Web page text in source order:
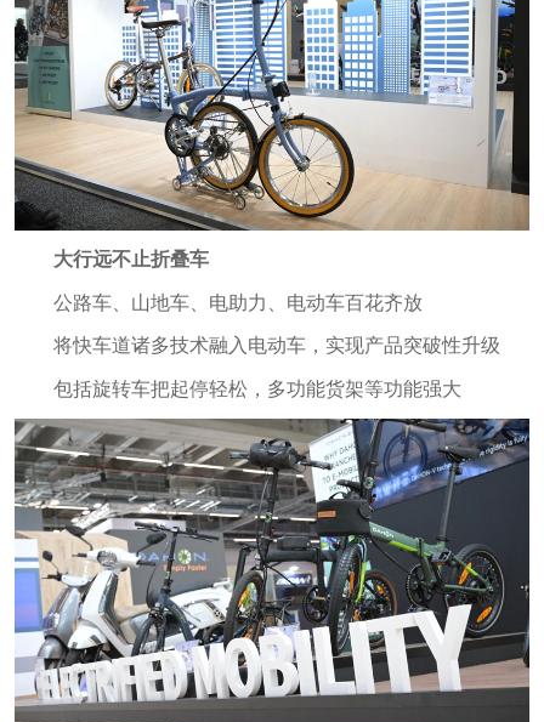
大行远不止折叠车
公路车、山地车、电助力、电动车百花齐放
将快车道诸多技术融入电动车，实现产品突破性升级
包括旋转车把起停轻松，多功能货架等功能强大